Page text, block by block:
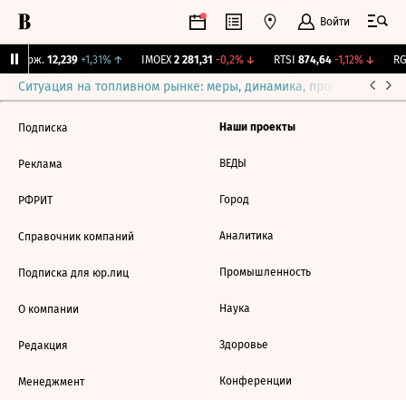
Войти
Бирж. 12,239 +1,31%↑ IMOEX 2 281,31 -0,2%↓ RTSI 874,64 -1,12%↓
Ситуация на топливном рынке: меры, динамика, прогнозы
Подписка
Реклама
РФРИТ
Справочник компаний
Подписка для юр.лиц
О компании
Редакция
Менеджмент
Наши проекты
ВЕДЫ
Город
Аналитика
Промышленность
Наука
Здоровье
Конференции